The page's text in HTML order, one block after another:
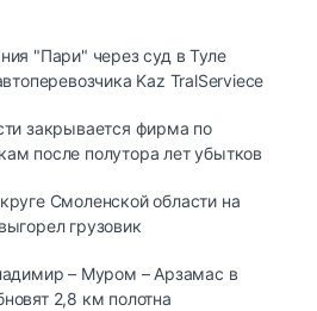
"Пари" через суд в Туле
Kaz TralServiece
закрывается фирма по
после полутора лет убытков
Смоленской области на
грузовик
– Муром – Арзамас в
2,8 км полотна